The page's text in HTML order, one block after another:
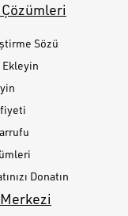
Sözü
Donatın